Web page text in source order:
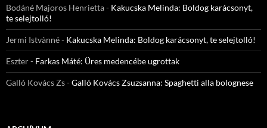
Bodáné Majoros Henrietta- Kakucska Melinda: Boldog karácsonyt,
te selejtolló!
Jermi Istvànné- Kakucska Melinda: Boldog karácsonyt, te selejtolló!
Eszter- Farkas Máté: Üres medencébe ugrottak
Galló Kovács Zs-Galló Kovács Zsuzsanna: Spaghetti alla bolognese